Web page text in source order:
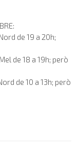
de 19 a 20h;
de 18 a 19h; però
de 10 a 13h; però